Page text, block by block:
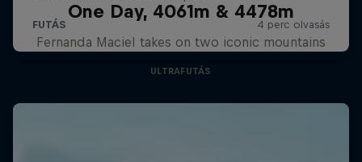
One Day, 4061m & 4478m
Fernanda Maciel takes on two iconic mountains
ULTRAFUTÁS